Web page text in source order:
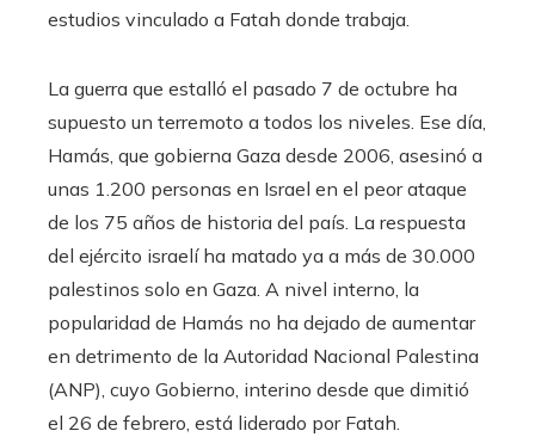
estudios vinculado a Fatah donde trabaja.
La guerra que estalló el pasado 7 de octubre ha
supuesto un terremoto a todos los niveles. Ese día,
Hamás, que gobierna Gaza desde 2006, asesinó a
unas 1.200 personas en Israel en el peor ataque
de los 75 años de historia del país. La respuesta
del ejército israelí ha matado ya a más de 30.000
palestinos solo en Gaza. A nivel interno, la
popularidad de Hamás no ha dejado de aumentar
en detrimento de la Autoridad Nacional Palestina
(ANP), cuyo Gobierno, interino desde que dimitió
el 26 de febrero, está liderado por Fatah.